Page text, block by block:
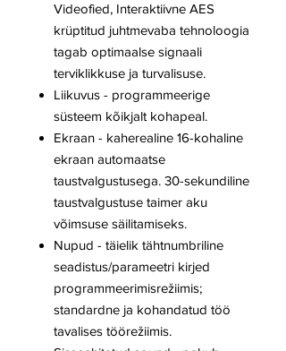
Videofied, Interaktiivne AES
krüptitud juhtmevaba tehnoloogia
tagab optimaalse signaali
terviklikkuse ja turvalisuse.
Liikuvus - programmeerige
süsteem kõikjalt kohapeal.
Ekraan - kaherealine 16-kohaline
ekraan automaatse
taustvalgustusega. 30-sekundiline
taustvalgustuse taimer aku
võimsuse säilitamiseks.
Nupud - täielik tähtnumbriline
seadistus/parameetri kirjed
programmeerimisrežiimis;
standardne ja kohandatud töö
tavalises töörežiimis.